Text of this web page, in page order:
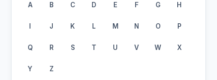
A B C D E F G H
I J K L M N O P
Q R S T U V W X
Y Z